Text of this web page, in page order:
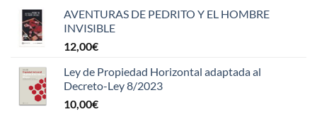
AVENTURAS DE PEDRITO Y EL HOMBRE
INVISIBLE
12,00€
Ley de Propiedad Horizontal adaptada al
Decreto-Ley 8/2023
10,00€